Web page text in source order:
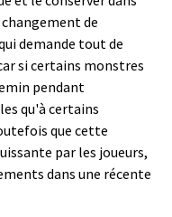
changement de
demande tout de
si certains monstres
pendant
qu'à certains
que cette
par les joueurs,
dans une récente